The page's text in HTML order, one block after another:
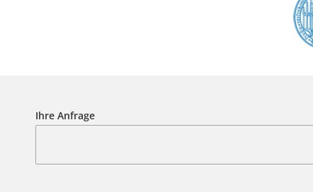
Ihre Anfrage